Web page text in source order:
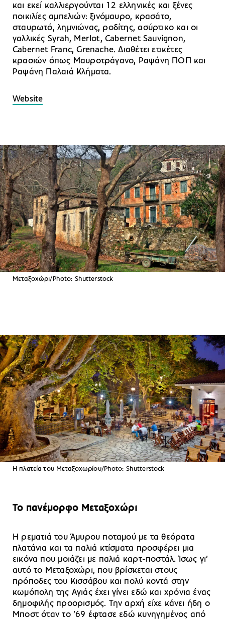
και εκεί καλλιεργούνται 12 ελληνικές και ξένες
ποικιλίες αμπελιών: ξινόμαυρο, κρασάτο,
σταυρωτό, λημνιώνας, ροδίτης, ασύρτικο και οι
γαλλικές Syrah, Μerlot, Cabernet Sauvignon,
Cabernet Franc, Grenache. Διαθέτει ετικέτες
κρασιών όπως Μαυροτράγανο, Ραψάνη ΠΟΠ και
Ραψάνη Παλαιά Κλήματα.
Website
Μεταξοχώρι/Photo: Shutterstock
Η πλατεία του Μεταξοχωρίου/Photo: Shutterstock
Το πανέμορφο Μεταξοχώρι
Η ρεματιά του Άμυρου ποταμού με τα θεόρατα
πλατάνια και τα παλιά κτίσματα προσφέρει μια
εικόνα που μοιάζει με παλιά καρτ-ποστάλ. Ίσως γι’
αυτό το Μεταξοχώρι, που βρίσκεται στους
πρόποδες του Κισσάβου και πολύ κοντά στην
κωμόπολη της Αγιάς έχει γίνει εδώ και χρόνια ένας
δημοφιλής προορισμός. Την αρχή είχε κάνει ήδη ο
Μποστ όταν το ’69 έφτασε εδώ κυνηγημένος από